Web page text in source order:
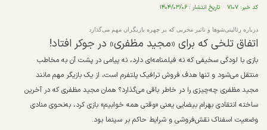
کد خبر: ۷۱۰۷ تاریخ انتشار : ۱۴۰۴/۰۳/۰۶
درباره رئالیتی‌‏شو‌ها و تاثیر مخربی که بر چهره بازیگران مهم می‏‌گذارد
اتفاق تلخی که برای «مجید مظفری» در جوکر افتاد!
بازی با لودگی سخیفی که نه فیلمنامه‌ای دارد، نه پیامی در پشت آن به مخاطب
منتقل می‌شود و تنها هدف فروش ترافیک پلتفرم است، از یک بازیگر مهم مانند
مجید مظفری چه‌چیزی را در خاطر باقی می‌گذارد؟ همان مجید مظفری که در آخرین
ساخته انتقادی بهرام بیضایی یعنی «وقتی همه خوابیم» بازی کرد، به‌نحوی منادی
وضعیت اسفناک نقش‌فروشی و شرایط حاکم بر سینما بود.